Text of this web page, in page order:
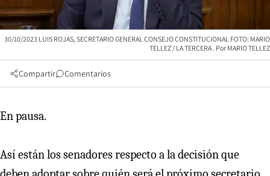
30/10/2023 LUIS ROJAS, SECRETARIO GENERAL CONSEJO CONSTITUCIONAL FOTO: MARIO
TELLEZ / LA TERCERA
MARIO TELLEZ
Compartir Comentarios
En pausa.
Así están los senadores respecto a la decisión que